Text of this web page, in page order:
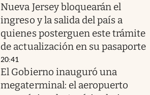
Nueva Jersey bloquearán el
ingreso y la salida del país a
quienes posterguen este trámite
de actualización en su pasaporte
20:41
El Gobierno inauguró una
megaterminal: el aeropuerto